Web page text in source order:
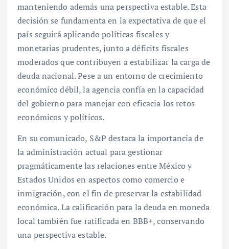
manteniendo además una perspectiva estable. Esta
decisión se fundamenta en la expectativa de que el
país seguirá aplicando políticas fiscales y
monetarias prudentes, junto a déficits fiscales
moderados que contribuyen a estabilizar la carga de
deuda nacional. Pese a un entorno de crecimiento
económico débil, la agencia confía en la capacidad
del gobierno para manejar con eficacia los retos
económicos y políticos.
En su comunicado, S&P destaca la importancia de
la administración actual para gestionar
pragmáticamente las relaciones entre México y
Estados Unidos en aspectos como comercio e
inmigración, con el fin de preservar la estabilidad
económica. La calificación para la deuda en moneda
local también fue ratificada en BBB+, conservando
una perspectiva estable.